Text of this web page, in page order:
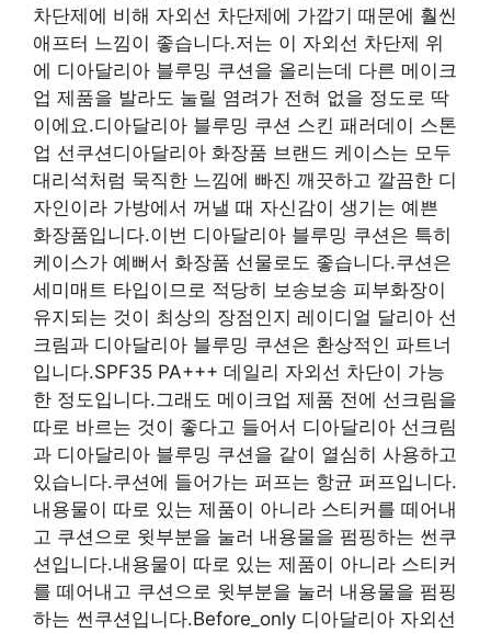
차단제에 비해 자외선 차단제에 가깝기 때문에 훨씬
애프터 느낌이 좋습니다.저는 이 자외선 차단제 위
에 디아달리아 블루밍 쿠션을 올리는데 다른 메이크
업 제품을 발라도 눌릴 염려가 전혀 없을 정도로 딱
이에요.디아달리아 블루밍 쿠션 스킨 패러데이 스톤
업 선쿠션디아달리아 화장품 브랜드 케이스는 모두
대리석처럼 묵직한 느낌에 빠진 깨끗하고 깔끔한 디
자인이라 가방에서 꺼낼 때 자신감이 생기는 예쁜
화장품입니다.이번 디아달리아 블루밍 쿠션은 특히
케이스가 예뻐서 화장품 선물로도 좋습니다.쿠션은
세미매트 타입이므로 적당히 보송보송 피부화장이
유지되는 것이 최상의 장점인지 레이디얼 달리아 선
크림과 디아달리아 블루밍 쿠션은 환상적인 파트너
입니다.SPF35 PA+++ 데일리 자외선 차단이 가능
한 정도입니다.그래도 메이크업 제품 전에 선크림을
따로 바르는 것이 좋다고 들어서 디아달리아 선크림
과 디아달리아 블루밍 쿠션을 같이 열심히 사용하고
있습니다.쿠션에 들어가는 퍼프는 항균 퍼프입니다.
내용물이 따로 있는 제품이 아니라 스티커를 떼어내
고 쿠션으로 윗부분을 눌러 내용물을 펌핑하는 썬쿠
션입니다.내용물이 따로 있는 제품이 아니라 스티커
를 떼어내고 쿠션으로 윗부분을 눌러 내용물을 펌핑
하는 썬쿠션입니다.Before_only 디아달리아 자외선